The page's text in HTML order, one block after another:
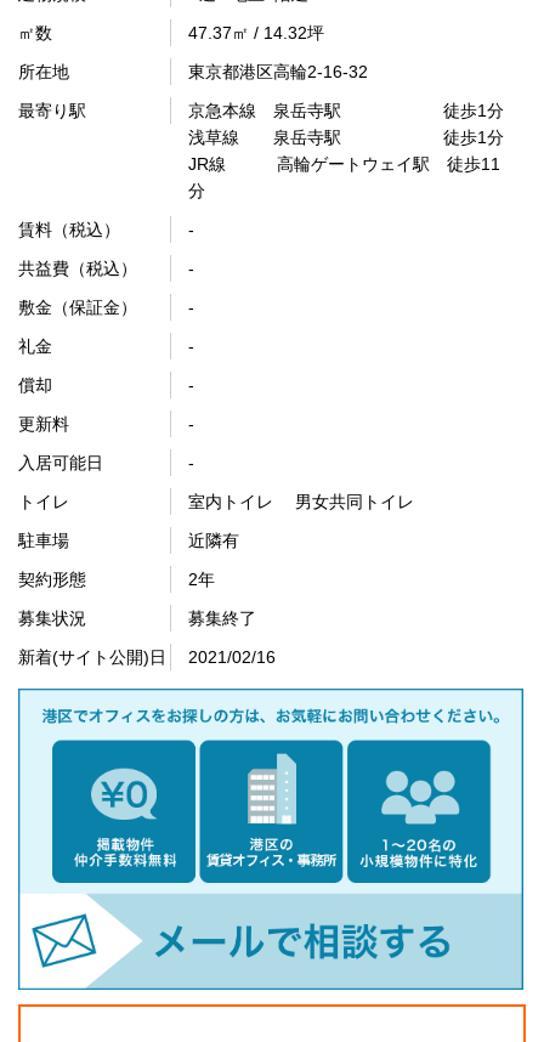
㎡数
47.37㎡ / 14.32坪
所在地
東京都港区高輪2-16-32
最寄り駅
京急本線 泉岳寺駅 徒歩1分
浅草線 泉岳寺駅 徒歩1分
JR線 高輪ゲートウェイ駅 徒歩11
分
賃料（税込）
-
共益費（税込）
-
敷金（保証金）
-
礼金
-
償却
-
更新料
-
入居可能日
-
トイレ
室内トイレ 男女共同トイレ
駐車場
近隣有
契約形態
2年
募集状況
募集終了
新着(サイト公開)日
2021/02/16